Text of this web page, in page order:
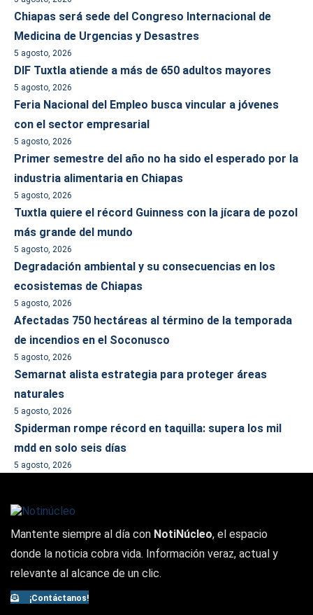
Chiapas será sede del Congreso Internacional de
Medicina de Urgencias y Desastres
5 agosto, 2026
DIF Tuxtla atiende a más de 650 adultos mayores
5 agosto, 2026
Feria Nacional del Empleo busca vincular a jóvenes
con el sector empresarial
5 agosto, 2026
Primer semestre del año no ha sido el esperado por la
industria alimentaria en Chiapas
5 agosto, 2026
Tuxtla quiere el récord Guinness con la jícara de pozol
más grande del mundo
5 agosto, 2026
Degradación ambiental y su consecuencias en los
ecosistemas de Chiapas
5 agosto, 2026
Afectadas 750 hectáreas al término de la temporada
de incendios en el Soconusco
5 agosto, 2026
Semarnat alista estrategia para proteger áreas
naturales
5 agosto, 2026
Spiderman rompe récord en taquilla: supera los mil
mdd en solo seis días
5 agosto, 2026
Mantente siempre al día con NotiNúcleo, el espacio
donde la noticia cobra vida. Información veraz, actual y
relevante al alcance de un clic.
¡Contáctanos!